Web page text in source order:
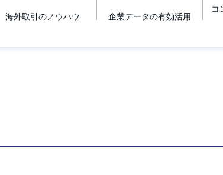
海外取引のノウハウ 企業データの有効活用
コ